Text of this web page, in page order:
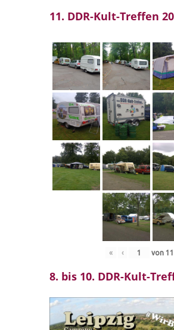
11. DDR-Kult-Treffen
« ‹ von 11
8. bis 10. DDR-Kult-